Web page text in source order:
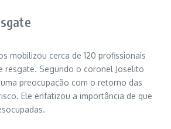
mobilizou cerca de 120 profissionais
resgate. Segundo o coronel Joselito
preocupação com o retorno das
Ele enfatizou a importância de que